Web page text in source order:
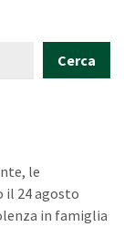
Cerca
le
24 agosto
in famiglia